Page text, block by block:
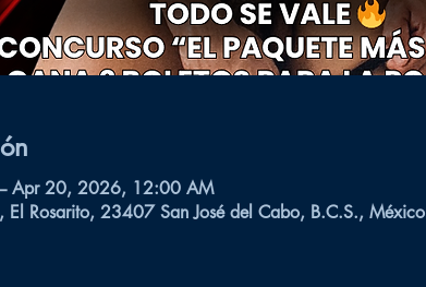
Apr 20, 2026, 12:00 AM
El Rosarito, 23407 San José del Cabo, B.C.S., México